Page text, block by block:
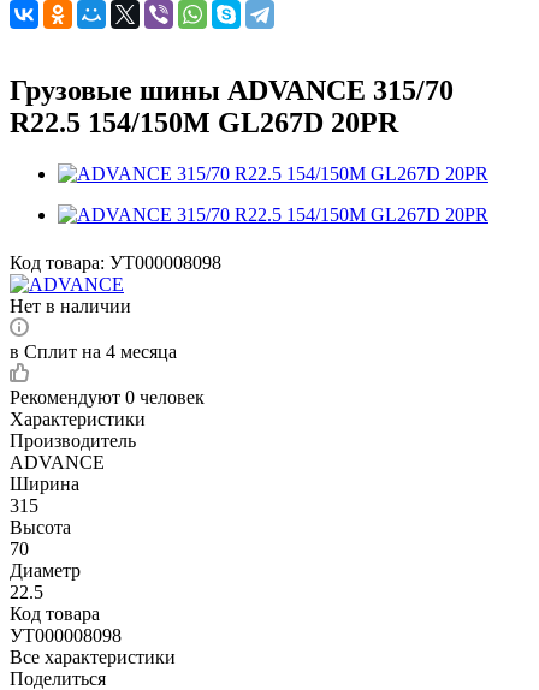
Грузовые шины ADVANCE 315/70
R22.5 154/150M GL267D 20PR
Код товара: УТ000008098
Нет в наличии
в Сплит на 4 месяца
Рекомендуют 0 человек
Характеристики
Производитель
ADVANCE
Ширина
315
Высота
70
Диаметр
22.5
Код товара
УТ000008098
Все характеристики
Поделиться